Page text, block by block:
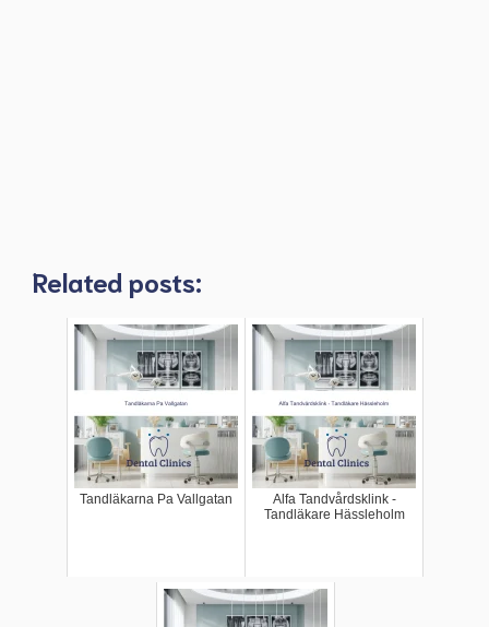
Related posts:
Tandläkarna Pa Vallgatan
Alfa Tandvårdsklink -
Tandläkare Hässleholm